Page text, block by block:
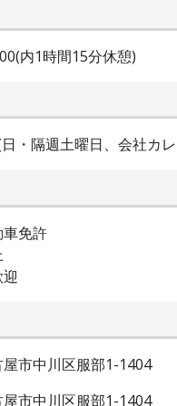
内1時間15分休憩)
日・隔週土曜日、会社カ
車免許
市中川区服部1-1404
市中川区服部1-1404